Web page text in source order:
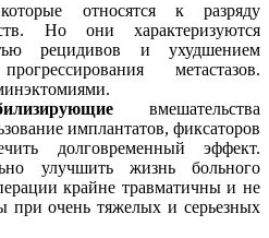
относятся к разряду
Но они характеризуются
рецидивов и ухудшением
метастазов.
вмешательства
имплантатов, фиксаторов
долговременный эффект.
улучшить жизнь больного
крайне травматичны и не
при очень тяжелых и серьезных